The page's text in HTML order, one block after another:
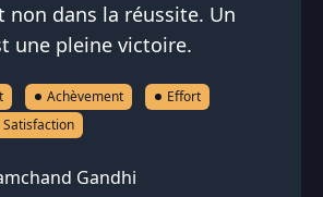
non dans la réussite. Un
une pleine victoire.
Achèvement
Effort
Satisfaction
Gandhi